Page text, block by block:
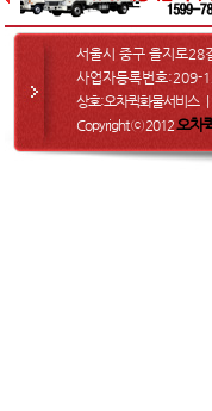
서울시 중구 을지로28
사업자등록번호
상호:오차퀵화물서비스
Copyright ⓒ 2012오차